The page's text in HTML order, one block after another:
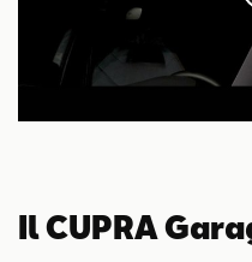
Il CUPRA